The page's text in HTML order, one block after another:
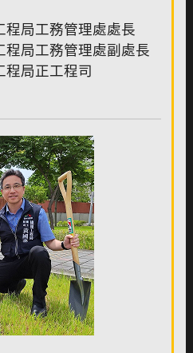
程局工務管理處處長
程局工務管理處副處長
程局正工程司